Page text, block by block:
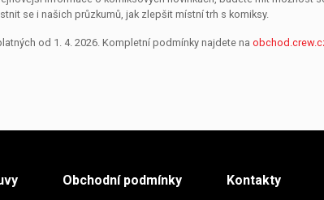
se i našich průzkumů, jak zlepšit místní trh s komiksy.
od 1. 4. 2026. Kompletní podmínky najdete na
Obchodní podmínky Kontakty